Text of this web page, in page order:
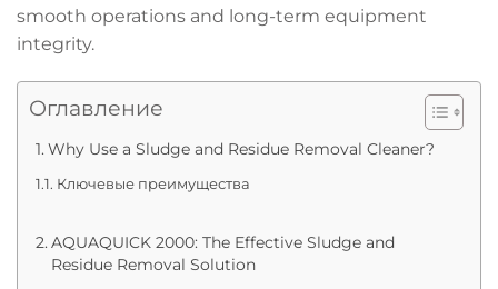
smooth operations and long-term equipment
integrity.
Оглавление
Why Use a Sludge and Residue Removal Cleaner?
Ключевые преимущества
AQUAQUICK 2000: The Effective Sludge and
Residue Removal Solution